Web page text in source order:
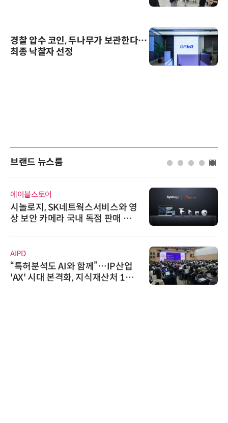
경찰 압수 코인, 두나무가 보관한다…
최종 낙찰자 선정
브랜드 뉴스룸
에이블스토어
시놀로지, SK네트웍스서비스와 영
상 보안 카메라 국내 독점 판매 파
AIPD
“특허분석도 AI와 함께”…IP산업
'AX' 시대 본격화, 지식재산처 1호